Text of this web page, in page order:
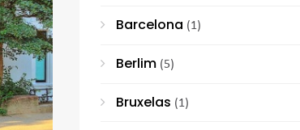
Barcelona (1)
Berlim (5)
Bruxelas (1)